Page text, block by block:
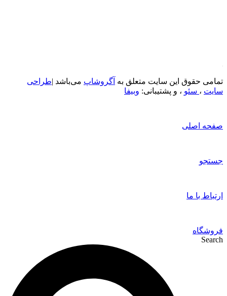
تمامی حقوق این سایت متعلق به آگروشاپ می‌باشد |طراحی
سایت ، سئو ، و پشتیبانی: وبیفا
صفحه اصلی
جستجو
ارتباط با ما
فروشگاه
Search